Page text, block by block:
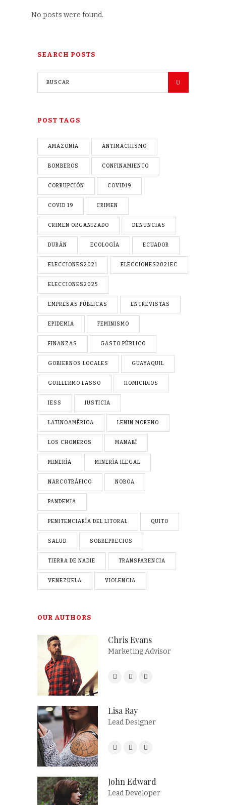
No posts were found.
SEARCH POSTS
POST TAGS
AMAZONÍA ANTIMACHISMO
BOMBEROS CONFINAMIENTO
CORRUPCIÓN COVID19
COVID 19 CRIMEN
CRIMEN ORGANIZADO DENUNCIAS
DURÁN ECOLOGÍA ECUADOR
ELECCIONES2021 ELECCIONES2021EC
ELECCIONES2025
EMPRESAS PÚBLICAS ENTREVISTAS
EPIDEMIA FEMINISMO
FINANZAS GASTO PÚBLICO
GOBIERNOS LOCALES GUAYAQUIL
GUILLERMO LASSO HOMICIDIOS
IESS JUSTICIA
LATINOAMÉRICA LENIN MORENO
LOS CHONEROS MANABÍ
MINERÍA MINERÍA ILEGAL
NARCOTRÁFICO NOBOA
PANDEMIA
PENITENCIARÍA DEL LITORAL QUITO
SALUD SOBREPRECIOS
TIERRA DE NADIE TRANSPARENCIA
VENEZUELA VIOLENCIA
OUR AUTHORS
Chris Evans
Marketing Advisor
Lisa Ray
Lead Designer
John Edward
Lead Developer